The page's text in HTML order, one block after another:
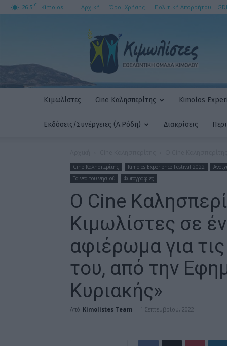
26.5 C Kimolos Αρχική Όροι Χρήσης Πολιτική Απορρήτου –
AMKE
Κιμωλίστες Cine Καλησπερίτης Kimolos
Εκδόσεις/Συνέργειες (Α.Ρόδη) Διακρίσεις
Cine Καλησπερίτης Kimolos Experience Festival 2022
Τα νέα του νησιού
Φωτογραφίες
Ο Cine
Κιμωλίστες σε
αφιέρωμα για
του, από την
Κυριακής»
Από Kimolistes Team - 1 Σεπτεμβρίου, 2022